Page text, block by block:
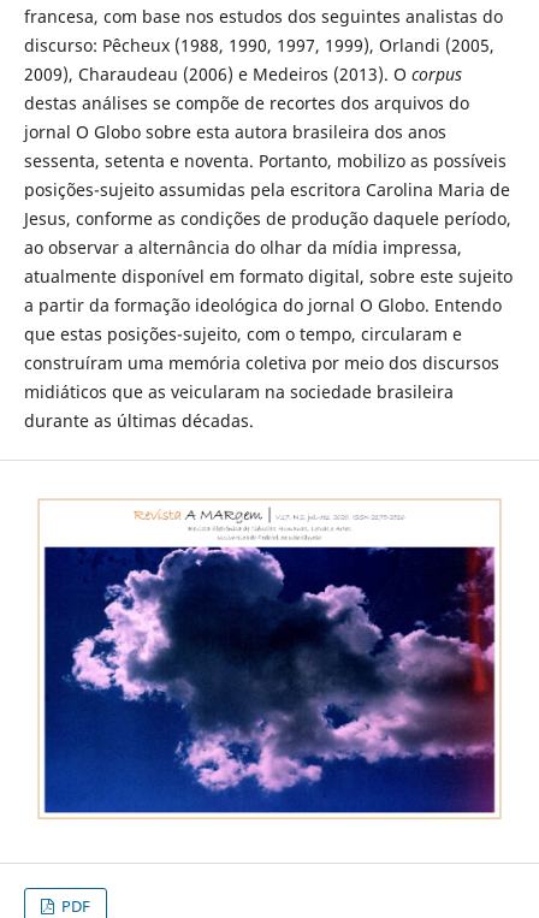
francesa, com base nos estudos dos seguintes analistas do
discurso: Pêcheux (1988, 1990, 1997, 1999), Orlandi (2005,
2009), Charaudeau (2006) e Medeiros (2013). O corpus
destas análises se compõe de recortes dos arquivos do
jornal O Globo sobre esta autora brasileira dos anos
sessenta, setenta e noventa. Portanto, mobilizo as possíveis
posições-sujeito assumidas pela escritora Carolina Maria de
Jesus, conforme as condições de produção daquele período,
ao observar a alternância do olhar da mídia impressa,
atualmente disponível em formato digital, sobre este sujeito
a partir da formação ideológica do jornal O Globo. Entendo
que estas posições-sujeito, com o tempo, circularam e
construíram uma memória coletiva por meio dos discursos
midiáticos que as veicularam na sociedade brasileira
durante as últimas décadas.
PDF